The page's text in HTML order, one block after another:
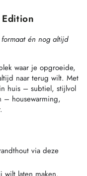
én nog altijd
waar je opgroeide,
naar terug wilt. Met
huis – subtiel, stijlvol
– housewarming,
via deze